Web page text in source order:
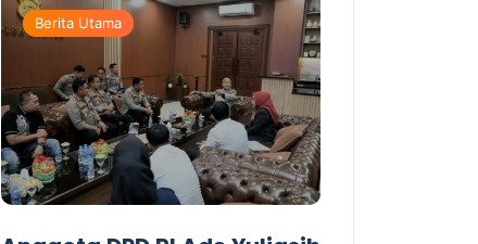
Berita Utama